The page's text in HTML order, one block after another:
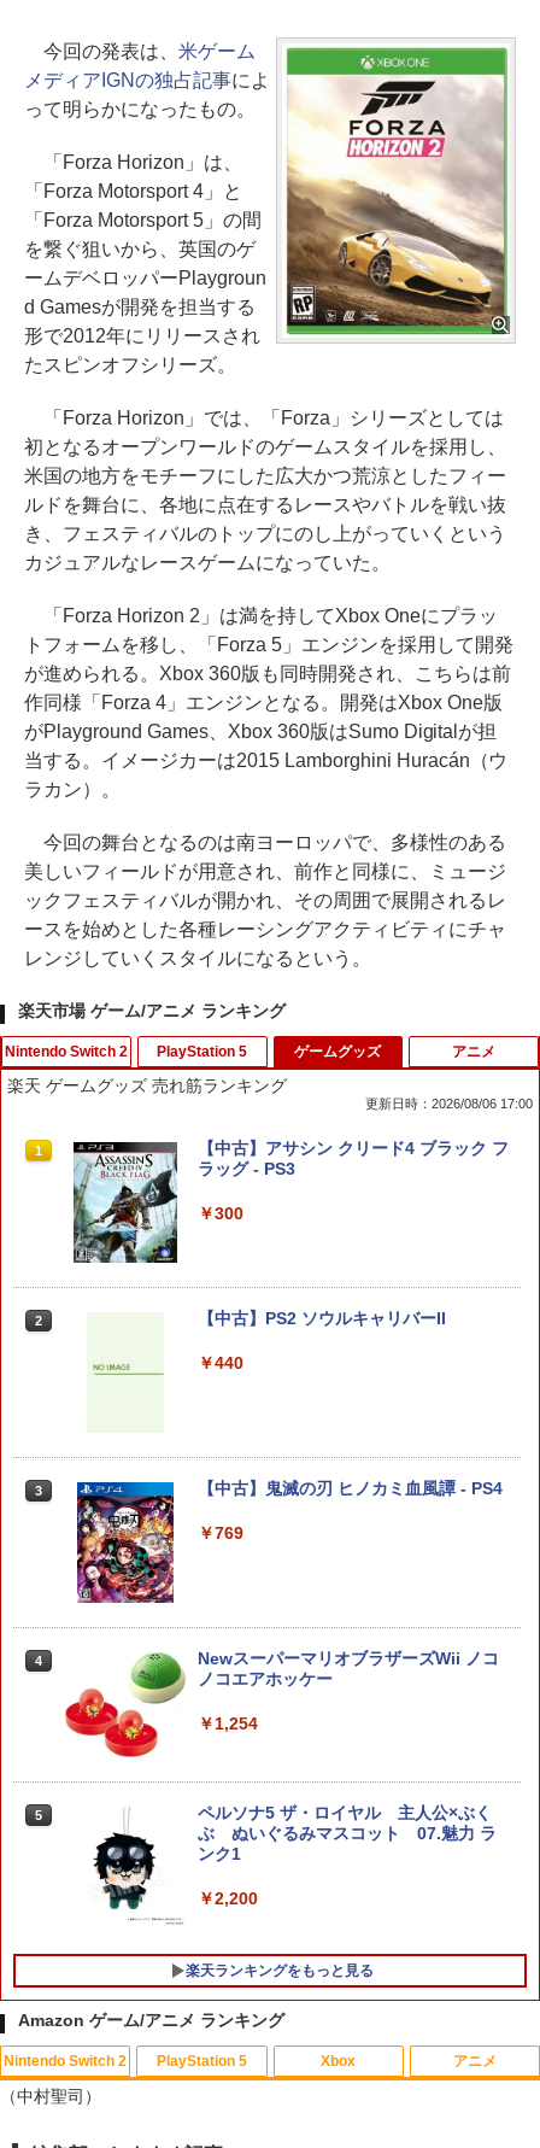
今回の発表は、 米ゲーム
メディアIGNの独占記事によ
って明らかになったもの。
「Forza Horizon」は、
「Forza Motorsport 4」と
「Forza Motorsport 5」の間
を繋ぐ狙いから、英国のゲ
ームデベロッパーPlaygroun
d Gamesが開発を担当する
形で2012年にリリースされ
たスピンオフシリーズ。
「Forza Horizon」では、「Forza」シリーズとしては
初となるオープンワールドのゲームスタイルを採用し、
米国の地方をモチーフにした広大かつ荒涼としたフィー
ルドを舞台に、各地に点在するレースやバトルを戦い抜
き、フェスティバルのトップにのし上がっていくという
カジュアルなレースゲームになっていた。
「Forza Horizon 2」は満を持してXbox Oneにプラッ
トフォームを移し、「Forza 5」エンジンを採用して開発
が進められる。Xbox 360版も同時開発され、こちらは前
作同様「Forza 4」エンジンとなる。開発はXbox One版
がPlayground Games、Xbox 360版はSumo Digitalが担
当する。イメージカーは2015 Lamborghini Huracán（ウ
ラカン）。
今回の舞台となるのは南ヨーロッパで、多様性のある
美しいフィールドが用意され、前作と同様に、ミュージ
ックフェスティバルが開かれ、その周囲で展開されるレ
ースを始めとした各種レーシングアクティビティにチャ
レンジしていくスタイルになるという。
楽天市場 ゲーム/アニメ ランキング
Nintendo Switch 2
1
eFootball(TM) Kick-Off! 【Switch2】
RL205-J1
￥3,600
2
アンサー Switch2/PC用 miniコントロ
3
ドラゴンクエストXI 過ぎ去りし時を求
or Nintendo Switch 2 カービィ
NAL FANTASY VII REBIRTH [POT-P-A
BMTA NSW2 ファイナルファンタジ-7 リ
バ-ス]
￥5,920
PlayStation 5
1
PS5 スティックカバー コントローラー
交換用 スティックキャップ PS4 コント
ントローラー Edge ハンドル 交換用 周
￥630
ーター コントローラー 変換アダプター
PS5 XBOX Elite コントローラー用 Swit
ch PC X-input 対応 正規輸入品
￥4,980
4
【店内全品P10倍 8/4〜要エントリー】
【中古】[PS5] 仁王3 通常版 コーエーテ
クモゲームス(20260206)
￥5,050
【店内全品P10倍 8/4〜要エントリー】
【中古】[PS5] 亰都ザナドゥ -桜花幻舞-
(おうかげんぶ) 通常版 日本ファルコム(2
0260716)
￥5,680
ゲームグッズ
楽天 ゲームグッズ 売れ筋ランキング
更新日時：2026/08/06 17:00
1
【中古】アサシン クリード4 ブラック フ
ラッグ - PS3
￥300
2 【中古】PS2 ソウルキャリバーII
￥440
3 【中古】鬼滅の刃 ヒノカミ血風譚 - PS4
￥769
4
NewスーパーマリオブラザーズWii ノコ
ノコエアホッケー
￥1,254
5
ペルソナ5 ザ・ロイヤル 主人公×ぶく
ぶ ぬいぐるみマスコット 07.魅力 ラ
ンク1
￥2,200
楽天ランキングをもっと見る
アニメ
1
【中古】【Blu−ray】僕のヒーローアカ
￥430
Amazon ゲーム/アニメ ランキング
Nintendo Switch 2 PlayStation 5 Xbox アニメ
（中村聖司）